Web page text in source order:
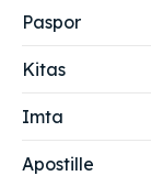
Paspor
Kitas
Imta
Apostille